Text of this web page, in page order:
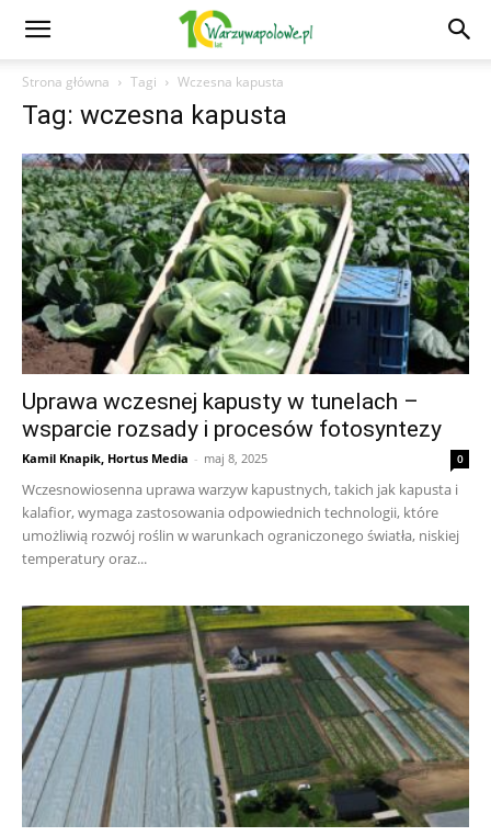
Strona główna Tagi Wczesna kapusta
Tag: wczesna kapusta
Uprawa wczesnej kapusty w tunelach –
wsparcie rozsady i procesów fotosyntezy
Kamil Knapik, Hortus Media - maj 8, 2025 0
Wczesnowiosenna uprawa warzyw kapustnych, takich jak kapusta i
kalafior, wymaga zastosowania odpowiednich technologii, które
umożliwią rozwój roślin w warunkach ograniczonego światła, niskiej
temperatury oraz...